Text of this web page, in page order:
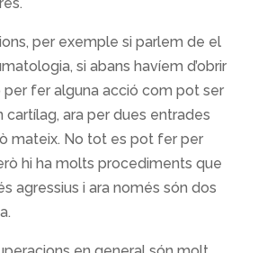
per exemple si parlem de el
si abans havíem d’obrir
per fer alguna acció com pot ser
cartílag, ara per dues entrades
mateix. No tot es pot fer per
hi ha molts procediments que
agressius i ara només són dos